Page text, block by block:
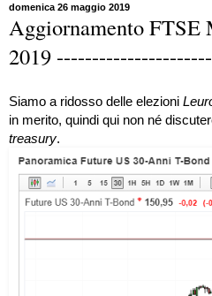
domenica 26 maggio 2019
Aggiornamento FTSE
2019
Siamo a ridosso delle elezioni
in merito, quindi qui non né
treasury.